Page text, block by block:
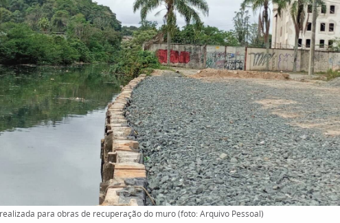
para obras de recuperação do muro (foto: Arquivo Pessoal)